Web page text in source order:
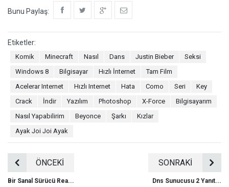
Bunu Paylaş:
Etiketler:
Komik Minecraft Nasıl Dans Justin Bieber
Seksi
Windows 8
Bilgisayar Hızlı İnternet
Tam Film
Acelerar Internet
Hızlı Internet Hata Como Seri
Key
Crack
İndir Yazılım Photoshop X-Force
Bilgisayarım
Nasıl Yapabilirim
Beyonce Şarkı
Kızlar
Ayak Joi Joi Ayak
ÖNCEKİ
Bir Sanal Sürücü Rea...
SONRAKİ
Dns Sunucusu 2 Yanıt...